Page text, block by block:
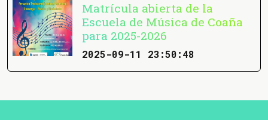
Matrícula abierta de la
Escuela de Música de Coaña
para 2025-2026
2025-09-11 23:50:48